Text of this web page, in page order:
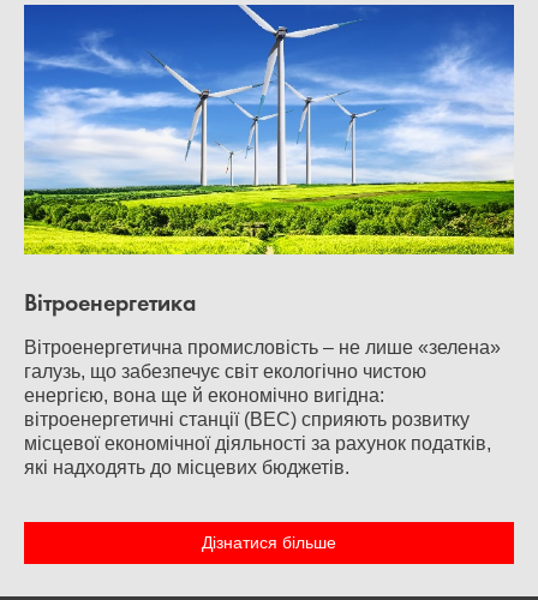
Вітроенергетика
Вітроенергетична промисловість – не лише «зелена»
галузь, що забезпечує світ екологічно чистою
енергією, вона ще й економічно вигідна:
вітроенергетичні станції (ВЕС) сприяють розвитку
місцевої економічної діяльності за рахунок податків,
які надходять до місцевих бюджетів.
Дізнатися більше